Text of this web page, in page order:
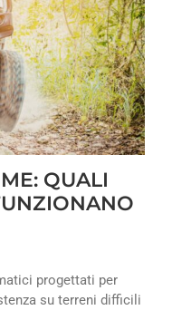
QUALI
progettati per
su terreni difficili